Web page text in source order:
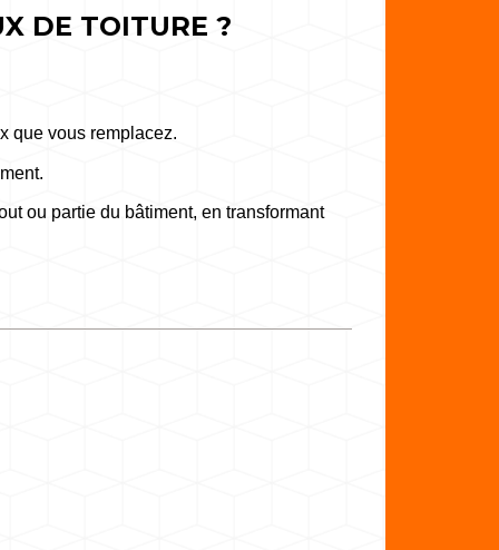
DE TOITURE ?
que vous remplacez.
ou partie du bâtiment, en transformant